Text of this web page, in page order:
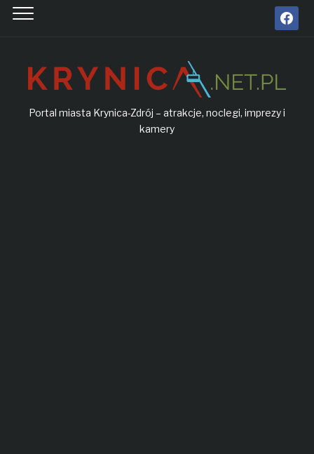
facebook
Portal miasta Krynica-Zdrój – atrakcje, noclegi, imprezy i
kamery